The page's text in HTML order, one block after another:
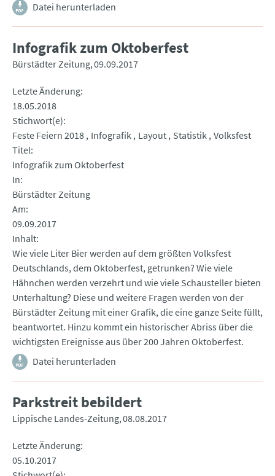
Datei herunterladen
Infografik zum Oktoberfest
Bürstädter Zeitung 09.09.2017
Letzte Änderung
18.05.2018
Stichwort(e)
Feste Feiern 2018 Infografik Layout Statistik Volksfest
Titel
Infografik zum Oktoberfest
In
Bürstädter Zeitung
Am
09.09.2017
Inhalt
Wie viele Liter Bier werden auf dem größten Volksfest
Deutschlands, dem Oktoberfest, getrunken? Wie viele
Hähnchen werden verzehrt und wie viele Schausteller bieten
Unterhaltung? Diese und weitere Fragen werden von der
Bürstädter Zeitung mit einer Grafik, die eine ganze Seite füllt,
beantwortet. Hinzu kommt ein historischer Abriss über die
wichtigsten Ereignisse aus über 200 Jahren Oktoberfest.
Datei herunterladen
Parkstreit bebildert
Lippische Landes-Zeitung 08.08.2017
Letzte Änderung
05.10.2017